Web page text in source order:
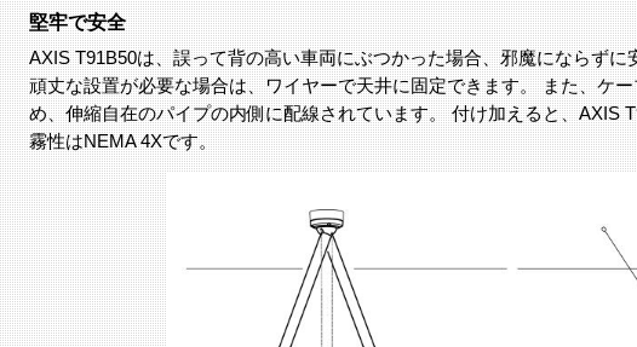
堅牢で安全
AXIS T91B50は、誤って背の高い車両にぶつかった場合、邪魔にならず
頑丈な設置が必要な場合は、ワイヤーで天井に固定できます。 また、ケ
め、伸縮自在のパイプの内側に配線されています。 付け加えると、AXIS
霧性はNEMA 4Xです。